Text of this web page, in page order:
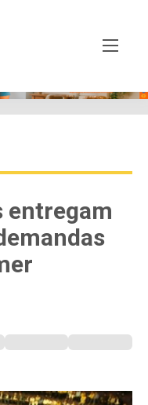
entregam